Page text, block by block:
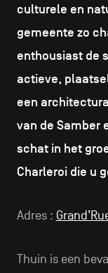
culturele en
gemeente zo
enthousiast de
actieve,
een
van de Samber
schat in het
Charleroi die u
Adres :
Thuin is een